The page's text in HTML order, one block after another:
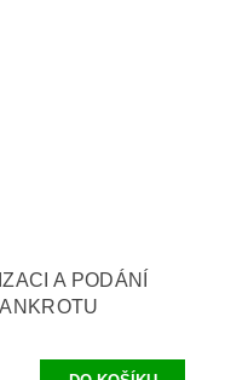
A PODÁNÍ